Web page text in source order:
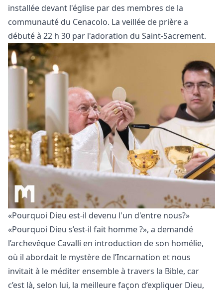
installée devant l'église par des membres de la
communauté du Cenacolo. La veillée de prière a
débuté à 22 h 30 par l'adoration du Saint-Sacrement.
«Pourquoi Dieu est-il devenu l'un d'entre nous?»
«Pourquoi Dieu s’est-il fait homme ?», a demandé
l’archevêque Cavalli en introduction de son homélie,
où il abordait le mystère de l’Incarnation et nous
invitait à le méditer ensemble à travers la Bible, car
c’est là, selon lui, la meilleure façon d’expliquer Dieu,